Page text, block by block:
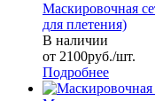
Маскировочная
для плетения)
В наличии
от 2100руб./шт.
Подробнее